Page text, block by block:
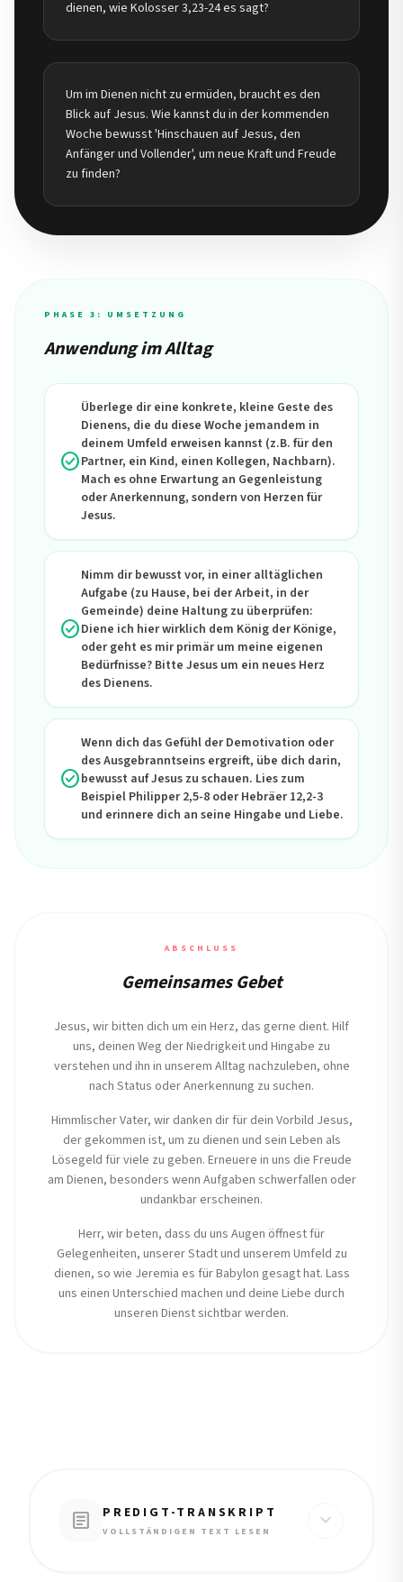
dienen, wie Kolosser 3,23-24 es sagt?
Um im Dienen nicht zu ermüden, braucht es den
Blick auf Jesus. Wie kannst du in der kommenden
Woche bewusst 'Hinschauen auf Jesus, den
Anfänger und Vollender', um neue Kraft und Freude
zu finden?
PHASE 3: UMSETZUNG
Anwendung im Alltag
check_circle
Überlege dir eine konkrete, kleine Geste des
Dienens, die du diese Woche jemandem in
deinem Umfeld erweisen kannst (z.B. für den
Partner, ein Kind, einen Kollegen, Nachbarn).
Mach es ohne Erwartung an Gegenleistung
oder Anerkennung, sondern von Herzen für
Jesus.
check_circle
Nimm dir bewusst vor, in einer alltäglichen
Aufgabe (zu Hause, bei der Arbeit, in der
Gemeinde) deine Haltung zu überprüfen:
Diene ich hier wirklich dem König der Könige,
oder geht es mir primär um meine eigenen
Bedürfnisse? Bitte Jesus um ein neues Herz
des Dienens.
check_circle
Wenn dich das Gefühl der Demotivation oder
des Ausgebranntseins ergreift, übe dich darin,
bewusst auf Jesus zu schauen. Lies zum
Beispiel Philipper 2,5-8 oder Hebräer 12,2-3
und erinnere dich an seine Hingabe und Liebe.
ABSCHLUSS
Gemeinsames Gebet
Jesus, wir bitten dich um ein Herz, das gerne dient. Hilf
uns, deinen Weg der Niedrigkeit und Hingabe zu
verstehen und ihn in unserem Alltag nachzuleben, ohne
nach Status oder Anerkennung zu suchen.
Himmlischer Vater, wir danken dir für dein Vorbild Jesus,
der gekommen ist, um zu dienen und sein Leben als
Lösegeld für viele zu geben. Erneuere in uns die Freude
am Dienen, besonders wenn Aufgaben schwerfallen oder
undankbar erscheinen.
Herr, wir beten, dass du uns Augen öffnest für
Gelegenheiten, unserer Stadt und unserem Umfeld zu
dienen, so wie Jeremia es für Babylon gesagt hat. Lass
uns einen Unterschied machen und deine Liebe durch
unseren Dienst sichtbar werden.
article PREDIGT-TRANSKRIPT
VOLLSTÄNDIGEN TEXT LESEN expand_more